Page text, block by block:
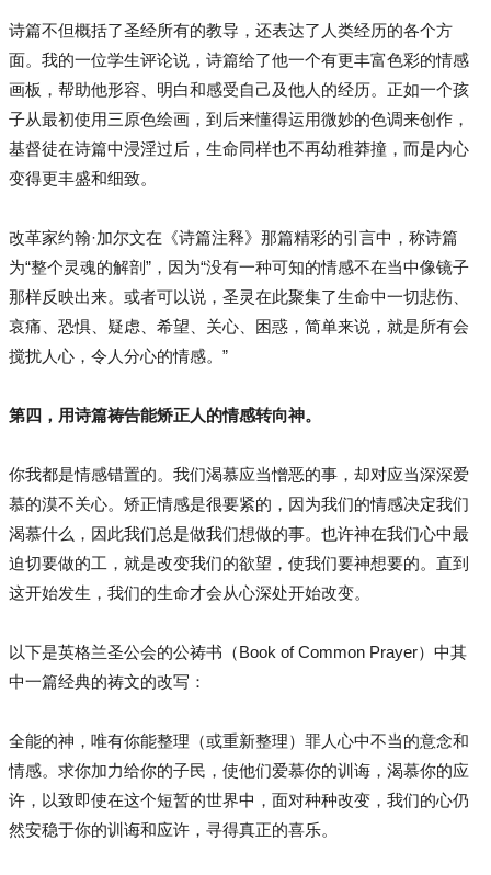
诗篇不但概括了圣经所有的教导，还表达了人类经历的各个方
面。我的一位学生评论说，诗篇给了他一个有更丰富色彩的情感
画板，帮助他形容、明白和感受自己及他人的经历。正如一个孩
子从最初使用三原色绘画，到后来懂得运用微妙的色调来创作，
基督徒在诗篇中浸淫过后，生命同样也不再幼稚莽撞，而是内心
变得更丰盛和细致。
改革家约翰·加尔文在《诗篇注释》那篇精彩的引言中，称诗篇
为“整个灵魂的解剖”，因为“没有一种可知的情感不在当中像镜子
那样反映出来。或者可以说，圣灵在此聚集了生命中一切悲伤、
哀痛、恐惧、疑虑、希望、关心、困惑，简单来说，就是所有会
搅扰人心，令人分心的情感。”
第四，用诗篇祷告能矫正人的情感转向神。
你我都是情感错置的。我们渴慕应当憎恶的事，却对应当深深爱
慕的漠不关心。矫正情感是很要紧的，因为我们的情感决定我们
渴慕什么，因此我们总是做我们想做的事。也许神在我们心中最
迫切要做的工，就是改变我们的欲望，使我们要神想要的。直到
这开始发生，我们的生命才会从心深处开始改变。
以下是英格兰圣公会的公祷书（Book of Common Prayer）中其
中一篇经典的祷文的改写：
全能的神，唯有你能整理（或重新整理）罪人心中不当的意念和
情感。求你加力给你的子民，使他们爱慕你的训诲，渴慕你的应
许，以致即使在这个短暂的世界中，面对种种改变，我们的心仍
然安稳于你的训诲和应许，寻得真正的喜乐。